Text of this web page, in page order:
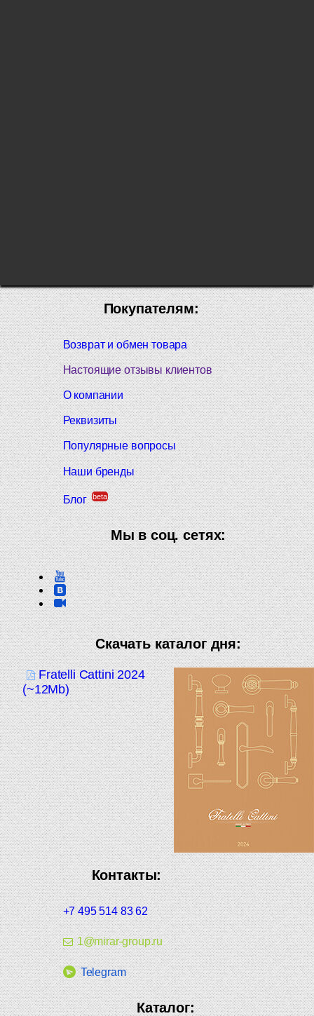
Покупателям:
Возврат и обмен товара
Настоящие отзывы клиентов
О компании
Реквизиты
Популярные вопросы
Наши бренды
Блог beta
Мы в соц. сетях:
Скачать каталог дня:
Fratelli Cattini 2024
(~12Mb)
Контакты:
+7 495 514 83 62
1@mirar-group.ru
Telegram
Каталог: